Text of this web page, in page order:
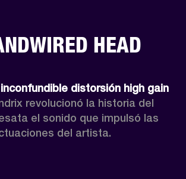
HEAD
inconfundible distorsión high gain
revolucionó la historia del
del artista.